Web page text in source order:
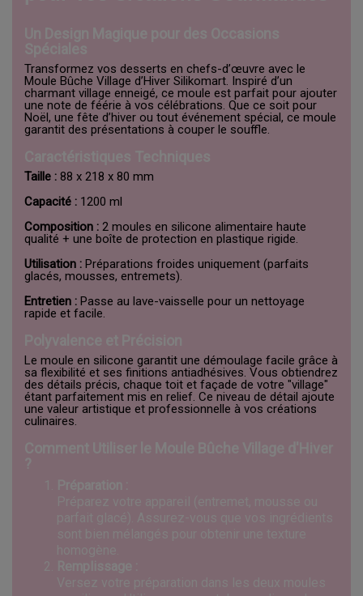
Transformez vos desserts en chefs-d’œuvre avec le
Moule Bûche Village d’Hiver Silikomart. Inspiré d’un
charmant village enneigé, ce moule est parfait pour ajouter
une note de féérie à vos célébrations. Que ce soit pour
Noël, une fête d’hiver ou tout événement spécial, ce moule
garantit des présentations à couper le souffle.
Taille : 88 x 218 x 80 mm
Capacité : 1200 ml
Composition : 2 moules en silicone alimentaire haute
qualité + une boîte de protection en plastique rigide.
Utilisation : Préparations froides uniquement (parfaits
glacés, mousses, entremets).
Entretien : Passe au lave-vaisselle pour un nettoyage
rapide et facile.
Le moule en silicone garantit une démoulage facile grâce à
sa flexibilité et ses finitions antiadhésives. Vous obtiendrez
des détails précis, chaque toit et façade de votre "village"
étant parfaitement mis en relief. Ce niveau de détail ajoute
une valeur artistique et professionnelle à vos créations
culinaires.